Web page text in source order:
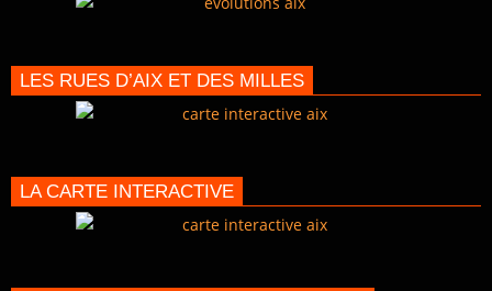
LES RUES D’AIX ET DES MILLES
LA CARTE INTERACTIVE